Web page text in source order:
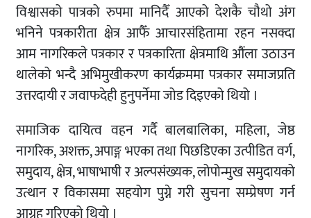
विश्वासको पात्रको रुपमा मानिदैँ आएको देशकै चौथो अंग
भनिने पत्रकारीता क्षेत्र आफैँ आचारसंहितामा रहन नसक्दा
आम नागरिकले पत्रकार र पत्रकारिता क्षेत्रमाथि औंला उठाउन
थालेको भन्दै अभिमुखीकरण कार्यक्रममा पत्रकार समाजप्रति
उत्तरदायी र जवाफदेही हुनुपर्नेमा जोड दिइएको थियो ।
समाजिक दायित्व वहन गर्दै बालबालिका, महिला, जेष्ठ
नागरिक, अशक्त, अपाङ्ग भएका तथा पिछडिएका उत्पीडित वर्ग,
समुदाय, क्षेत्र, भाषाभाषी र अल्पसंख्यक, लोपोन्मुख समुदायको
उत्थान र विकासमा सहयोग पुग्ने गरी सुचना सम्प्रेषण गर्न